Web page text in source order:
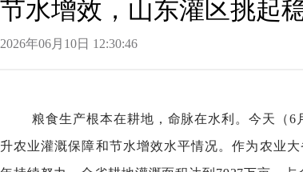
节水增效，山东灌区挑起
2026年06月10日12:30:46
粮食生产根本在耕地，命脉在水利。今天（
升农业灌溉保障和节水增效水平情况。作为农业